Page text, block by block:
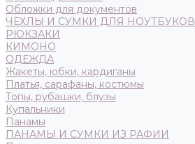
Обложки для документов
ЧЕХЛЫ И СУМКИ ДЛЯ НОУТБУКОВ
РЮКЗАКИ
КИМОНО
ОДЕЖДА
Жакеты, юбки, кардиганы
Платья, сарафаны, костюмы
Топы, рубашки, блузы
Купальники
Панамы
ПАНАМЫ И СУМКИ ИЗ РАФИИ